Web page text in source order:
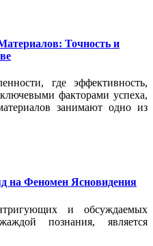
Точность и
где эффективность,
факторами успеха,
занимают одно из
на Феномен Ясновидения
и обсуждаемых
познания, является